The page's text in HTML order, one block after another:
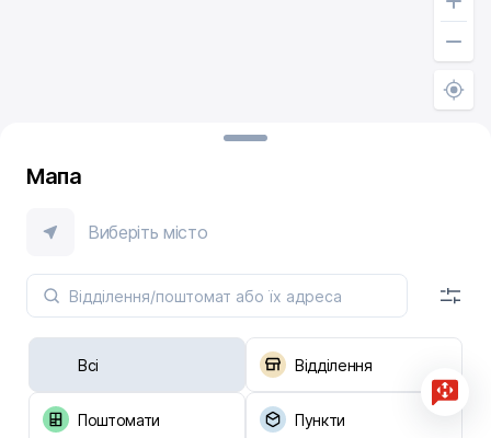
Мапа
Виберіть місто
Всі Відділення
Поштомати Пункти